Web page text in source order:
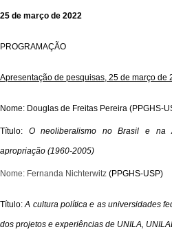
25 de março de 2022
PROGRAMAÇÃO
Apresentação de pesquisas, 25 de março de
Nome: Douglas de Freitas Pereira (PPGHS-
Título: O neoliberalismo no Brasil e na
apropriação (1960-2005)
Nome: Fernanda Nichterwitz (PPGHS-USP)
Título:A cultura política e as universidades
dos projetos e experiências de UNILA,